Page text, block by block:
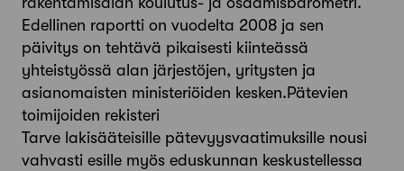
Edellinen raportti on vuodelta 2008 ja sen
päivitys on tehtävä pikaisesti kiinteässä
yhteistyössä alan järjestöjen, yritysten ja
asianomaisten ministeriöiden kesken.Pätevien
toimijoiden rekisteri
Tarve lakisääteisille pätevyysvaatimuksille nousi
vahvasti esille myös eduskunnan keskustellessa